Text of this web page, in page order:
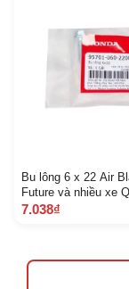
Bu lông 6 x 22 Air
Future và nhiều xe Q
A957010602200 544
7.038₫